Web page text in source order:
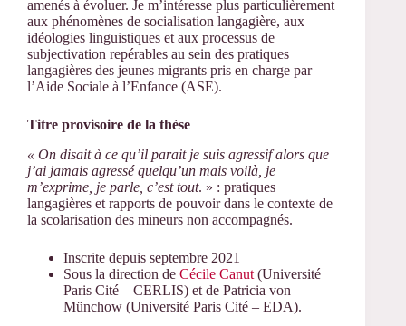
amenés à évoluer. Je m’intéresse plus particulièrement
aux phénomènes de socialisation langagière, aux
idéologies linguistiques et aux processus de
subjectivation repérables au sein des pratiques
langagières des jeunes migrants pris en charge par
l’Aide Sociale à l’Enfance (ASE).
Titre provisoire de la thèse
« On disait à ce qu’il parait je suis agressif alors que
j’ai jamais agressé quelqu’un mais voilà, je
m’exprime, je parle, c’est tout. » : pratiques
langagières et rapports de pouvoir dans le contexte de
la scolarisation des mineurs non accompagnés.
Inscrite depuis septembre 2021
Sous la direction de Cécile Canut (Université
Paris Cité – CERLIS) et de Patricia von
Münchow (Université Paris Cité – EDA).